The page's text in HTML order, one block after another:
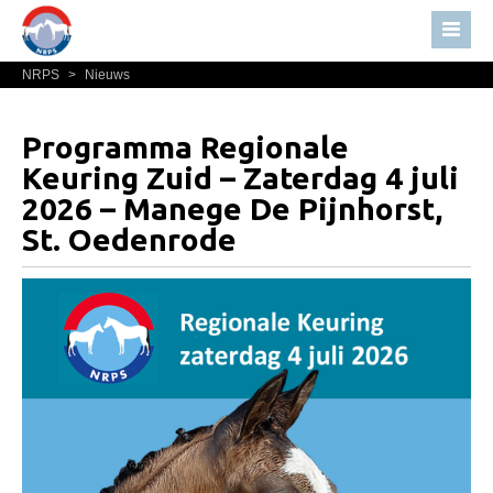
Home
Over NRPS
Bestuur NRPS
Lidmaatschap NRPS
Informatie
Lid worden
Statuten en reglementen
Privacyverklaring
Paardenpaspoort aanvragen
NRPS > Nieuws
Programma Regionale
Keuring Zuid – Zaterdag 4 juli
2026 – Manege De Pijnhorst,
St. Oedenrode